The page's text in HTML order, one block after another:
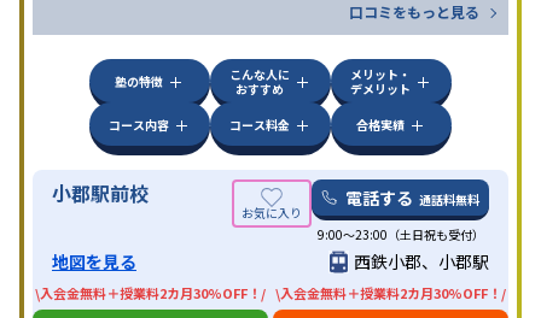
口コミをもっと見る
塾の特徴
こんな人に
おすすめ
メリット・
デメリット
コース内容
コース料金 合格実績
小郡駅前校 電話する 通話料無料
9:00～23:00（土日祝も受付）
地図を見る 西鉄小郡、小郡駅
\入会金無料＋授業料2カ月30%OFF！/ \入会金無料＋授業料2カ月30%OFF！/